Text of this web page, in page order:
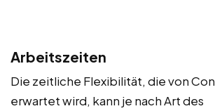
Arbeitszeiten
Die zeitliche Flexibilität, die von
erwartet wird, kann je nach Art des